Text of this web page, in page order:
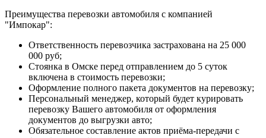
Преимущества перевозки автомобиля с компанией
"Импокар":
Ответственность перевозчика застрахована на 25 000
000 руб;
Стоянка в Омске перед отправлением до 5 суток
включена в стоимость перевозки;
Оформление полного пакета документов на перевозку;
Персональный менеджер, который будет курировать
перевозку Вашего автомобиля от оформления
документов до выгрузки авто;
Обязательное составление актов приёма-передачи с